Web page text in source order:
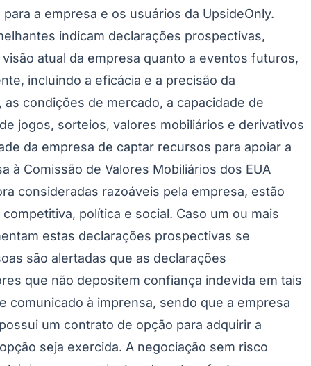
a empresa e os usuários da UpsideOnly.
indicam declarações prospectivas,
atual da empresa quanto a eventos futuros,
incluindo a eficácia e a precisão da
condições de mercado, a capacidade de
jogos, sorteios, valores mobiliários e derivativos
da empresa de captar recursos para apoiar a
Comissão de Valores Mobiliários dos EUA
consideradas razoáveis ​​pela empresa, estão
política e social. Caso um ou mais
estas declarações prospectivas se
são alertadas que as declarações
que não depositem confiança indevida em tais
comunicado à imprensa, sendo que a empresa
um contrato de opção para adquirir a
seja exercida. A negociação sem risco